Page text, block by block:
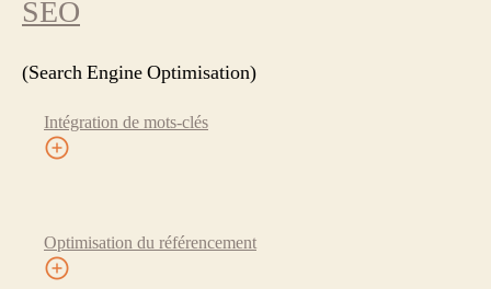
SEO
(Search Engine Optimisation)
Intégration de mots-clés
Optimisation du référencement